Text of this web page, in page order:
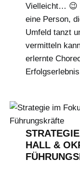
Vielleicht… 😉
eine Person,
Umfeld tanzt
vermitteln
erlernte
HALL &